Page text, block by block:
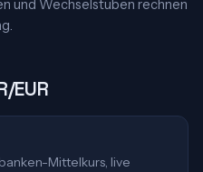
und Wechselstuben rechnen
EUR
Mittelkurs, live